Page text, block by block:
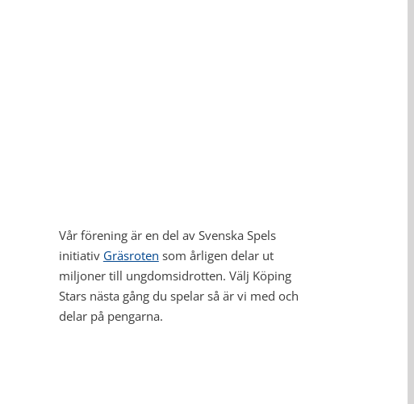
Vår förening är en del av Svenska Spels
initiativ Gräsroten som årligen delar ut
miljoner till ungdomsidrotten. Välj Köping
Stars nästa gång du spelar så är vi med och
delar på pengarna.